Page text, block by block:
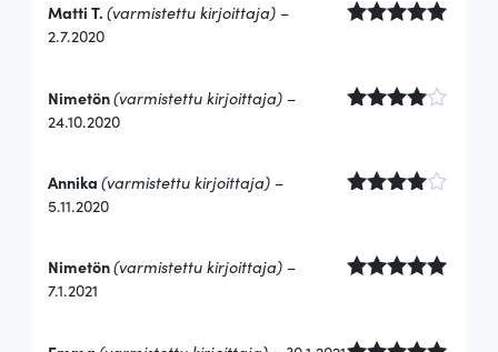
Matti T.(varmistettu kirjoittaja) –
2.7.2020
a:4/ 5
Nimetön(varmistettu kirjoittaja) –
24.10.2020
a:4/ 5
Annika(varmistettu kirjoittaja) –
5.11.2020
Nimetön(varmistettu kirjoittaja) –
7.1.2021